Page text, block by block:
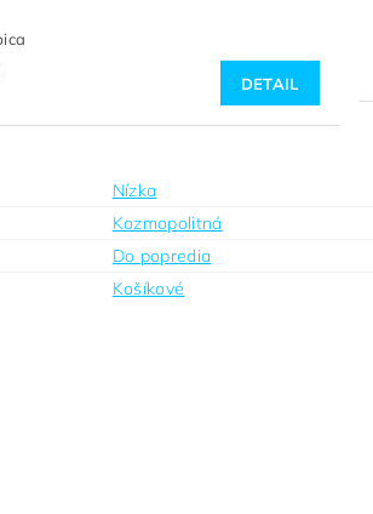
DETAIL
Nízka
Kozmopolitná
Do popredia
Košíkové